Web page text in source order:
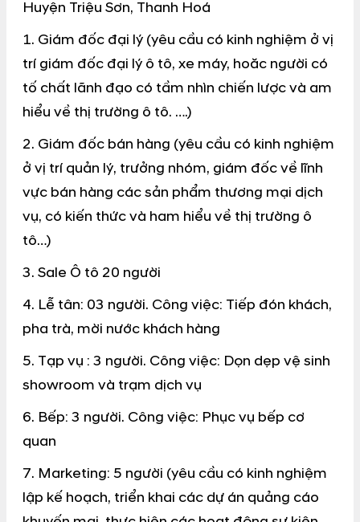
Huyện Triệu Sơn, Thanh Hoá
1. Giám đốc đại lý (yêu cầu có kinh nghiệm ở vị
trí giám đốc đại lý ô tô, xe máy, hoăc người có
tố chất lãnh đạo có tầm nhìn chiến lược và am
hiểu về thị trường ô tô. ….)
2. Giám đốc bán hàng (yêu cầu có kinh nghiệm
ở vị trí quản lý, trưởng nhóm, giám đốc về lĩnh
vực bán hàng các sản phẩm thương mại dịch
vụ, có kiến thức và ham hiểu về thị trường ô
tô…)
3. Sale Ô tô 20 người
4. Lễ tân: 03 người. Công việc: Tiếp đón khách,
pha trà, mời nước khách hàng
5. Tạp vụ : 3 người. Công việc: Dọn dẹp vệ sinh
showroom và trạm dịch vụ
6. Bếp: 3 người. Công việc: Phục vụ bếp cơ
quan
7. Marketing: 5 người (yêu cầu có kinh nghiệm
lập kế hoạch, triển khai các dự án quảng cáo